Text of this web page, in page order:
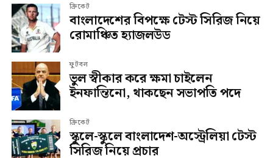
ক্রিকেট
বাংলাদেশের বিপক্ষে টেস্ট সিরিজ নিয়ে
রোমাঞ্চিত হ্যাজলউড
ফুটবল
ভুল স্বীকার করে ক্ষমা চাইলেন
ইনফান্তিনো, থাকছেন সভাপতি পদে
ক্রিকেট
স্কুলে-স্কুলে বাংলাদেশ-অস্ট্রেলিয়া টেস্ট
সিরিজ নিয়ে প্রচার